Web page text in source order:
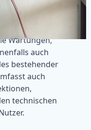
Wartungen,
auch
bestehender
auch
technischen